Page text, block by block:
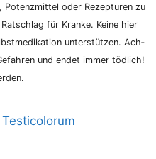
Potenz­mit­tel oder Rezep­tu­ren zu
für Kran­ke. Kei­ne hier
unter­stüt­zen. Ach­
und endet immer töd­lich!